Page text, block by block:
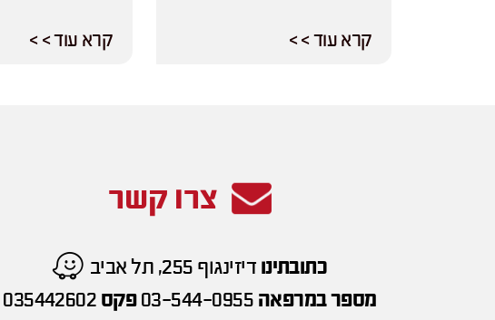
קרא עוד > > קרא עוד > >
צרו קשר
כתובתינו דיזינגוף 255, תל אביב
מספר במרפאה 03-544-0955 פקס 035442602